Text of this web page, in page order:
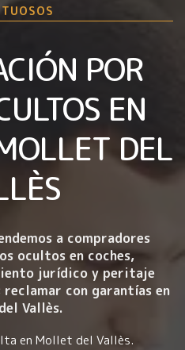
POR
EN
DEL
a compradores
ocultos en coches,
jurídico y peritaje
con garantías en
Vallès.
en Mollet del Vallès.